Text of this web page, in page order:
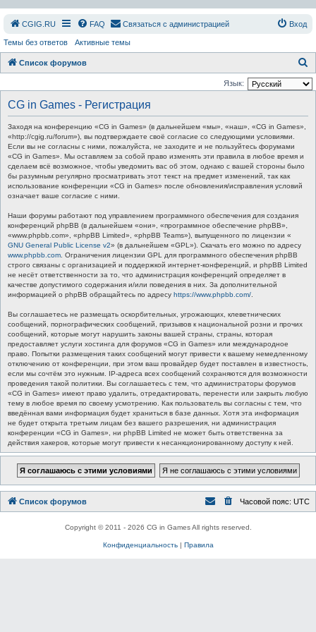
СGIG.RU FAQ Связаться с администрацией Вход
Темы без ответов Активные темы
Список форумов
о
Язык:
CG in Games - Регистрация
Заходя на конференцию «CG in Games» (в дальнейшем «мы», «наш», «CG in Games»,
«http://cgig.ru/forum»), вы подтверждаете своё согласие со следующими условиями.
Если вы не согласны с ними, пожалуйста, не заходите и не пользуйтесь форумами
«CG in Games». Мы оставляем за собой право изменять эти правила в любое время и
сделаем всё возможное, чтобы уведомить вас об этом, однако с вашей стороны было
бы разумным регулярно просматривать этот текст на предмет изменений, так как
использование конференции «CG in Games» после обновления/исправления условий
означает ваше согласие с ними.
Наши форумы работают под управлением программного обеспечения для создания
конференций phpBB (в дальнейшем «они», «программное обеспечение phpBB»,
«www.phpbb.com», «phpBB Limited», «phpBB Teams»), выпущенного по лицензии «
GNU General Public License v2» (в дальнейшем «GPL»). Скачать его можно по адресу
www.phpbb.com . Ограничения лицензии GPL для программного обеспечения phpBB
строго связаны с организацией и поддержкой интернет-конференций, и phpBB Limited
не несёт ответственности за то, что администрация конференций определяет в
качестве допустимого содержания и/или поведения в них. За дополнительной
информацией о phpBB обращайтесь по адресу https://www.phpbb.com/
Вы соглашаетесь не размещать оскорбительных, угрожающих, клеветнических
сообщений, порнографических сообщений, призывов к национальной розни и прочих
сообщений, которые могут нарушить законы вашей страны, страны, которая
предоставляет услуги хостинга для форумов «CG in Games» или международное
право. Попытки размещения таких сообщений могут привести к вашему немедленному
отключению от конференции, при этом ваш провайдер будет поставлен в известность,
если мы сочтём это нужным. IP-адреса всех сообщений сохраняются для возможности
проведения такой политики. Вы соглашаетесь с тем, что администраторы форумов
«CG in Games» имеют право удалить, отредактировать, перенести или закрыть любую
тему в любое время по своему усмотрению. Как пользователь вы согласны с тем, что
введённая вами информация будет храниться в базе данных. Хотя эта информация
не будет открыта третьим лицам без вашего разрешения, ни администрация
конференции «CG in Games», ни phpBB Limited не может быть ответственна за
действия хакеров, которые могут привести к несанкционированному доступу к ней.
Список форумов Часовой пояс: UTC
Copyright © 2011 - 2026 CG in Games All rights reserved.
Конфиденциальность| Правила